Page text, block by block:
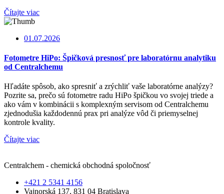
Čítajte viac
01.07.2026
Fotometre HiPo: Špičková presnosť pre laboratórnu analytiku
od Centralchemu
Hľadáte spôsob, ako spresniť a zrýchliť vaše laboratórne analýzy?
Pozrite sa, prečo sú fotometre radu HiPo špičkou vo svojej triede a
ako vám v kombinácii s komplexným servisom od Centralchemu
zjednodušia každodennú prax pri analýze vôd či priemyselnej
kontrole kvality.
Čítajte viac
Centralchem - chemická obchodná spoločnosť
+421 2 5341 4156
Vajnorská 137, 831 04 Bratislava